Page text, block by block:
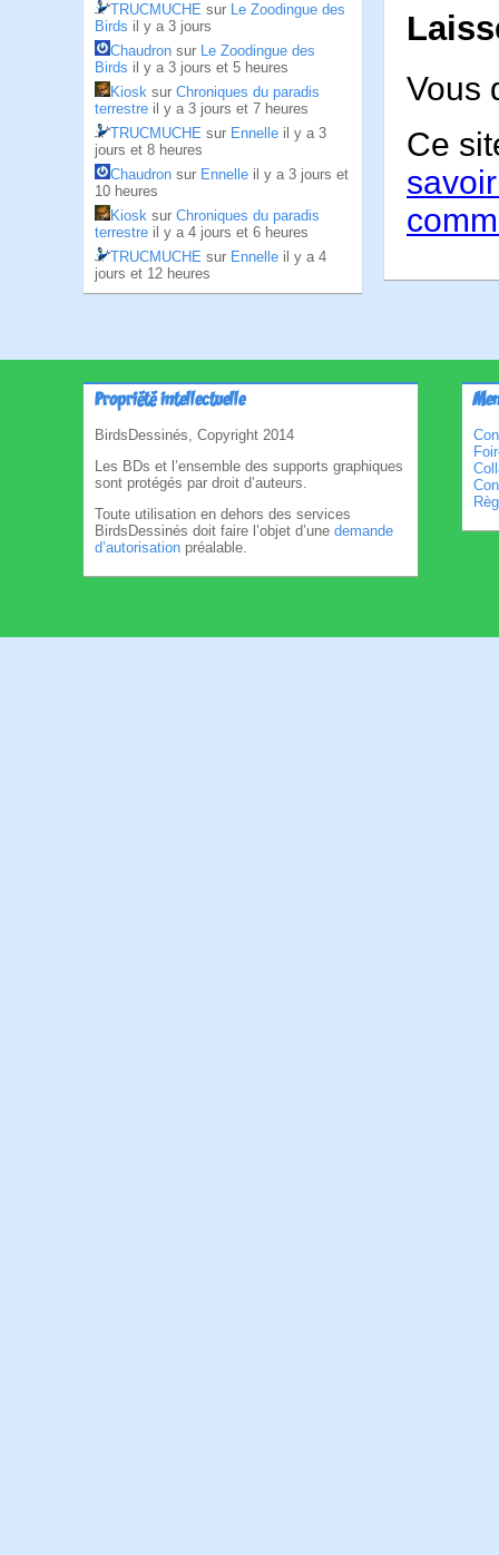
TRUCMUCHE sur Le Zoodingue des
Birds il y a 3 jours
Chaudron sur Le Zoodingue des
Birds il y a 3 jours et 5 heures
Kiosk sur Chroniques du paradis
terrestre il y a 3 jours et 7 heures
TRUCMUCHE sur Ennelle il y a 3
jours et 8 heures
Chaudron sur Ennelle il y a 3 jours et
10 heures
Kiosk sur Chroniques du paradis
terrestre il y a 4 jours et 6 heures
TRUCMUCHE sur Ennelle il y a 4
jours et 12 heures
Vous
Ce
Propriété intellectuelle
BirdsDessinés, Copyright 2014
Les BDs et l’ensemble des supports graphiques
sont protégés par droit d’auteurs.
Toute utilisation en dehors des services
BirdsDessinés doit faire l’objet d’une demande
d’autorisation préalable.